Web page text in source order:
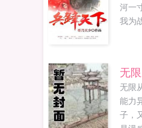
河一
我为
无
无限
能力
子，